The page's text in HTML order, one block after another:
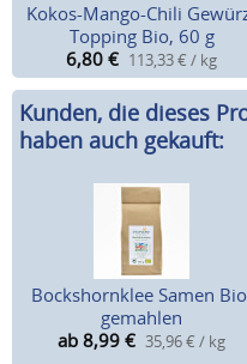
Kokos-Mango-Chili
Topping Bio, 60 g
6,80 € 113,33 € / kg
Kunden, die dieses
haben auch gekauft:
Bockshornklee Samen
gemahlen
ab 8,99 € 35,96 € / kg